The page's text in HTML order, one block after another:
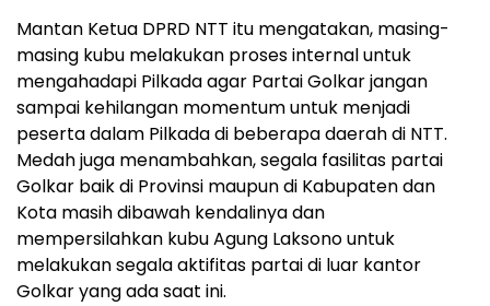
Mantan Ketua DPRD NTT itu mengatakan, masing-
masing kubu melakukan proses internal untuk
mengahadapi Pilkada agar Partai Golkar jangan
sampai kehilangan momentum untuk menjadi
peserta dalam Pilkada di beberapa daerah di NTT.
Medah juga menambahkan, segala fasilitas partai
Golkar baik di Provinsi maupun di Kabupaten dan
Kota masih dibawah kendalinya dan
mempersilahkan kubu Agung Laksono untuk
melakukan segala aktifitas partai di luar kantor
Golkar yang ada saat ini.